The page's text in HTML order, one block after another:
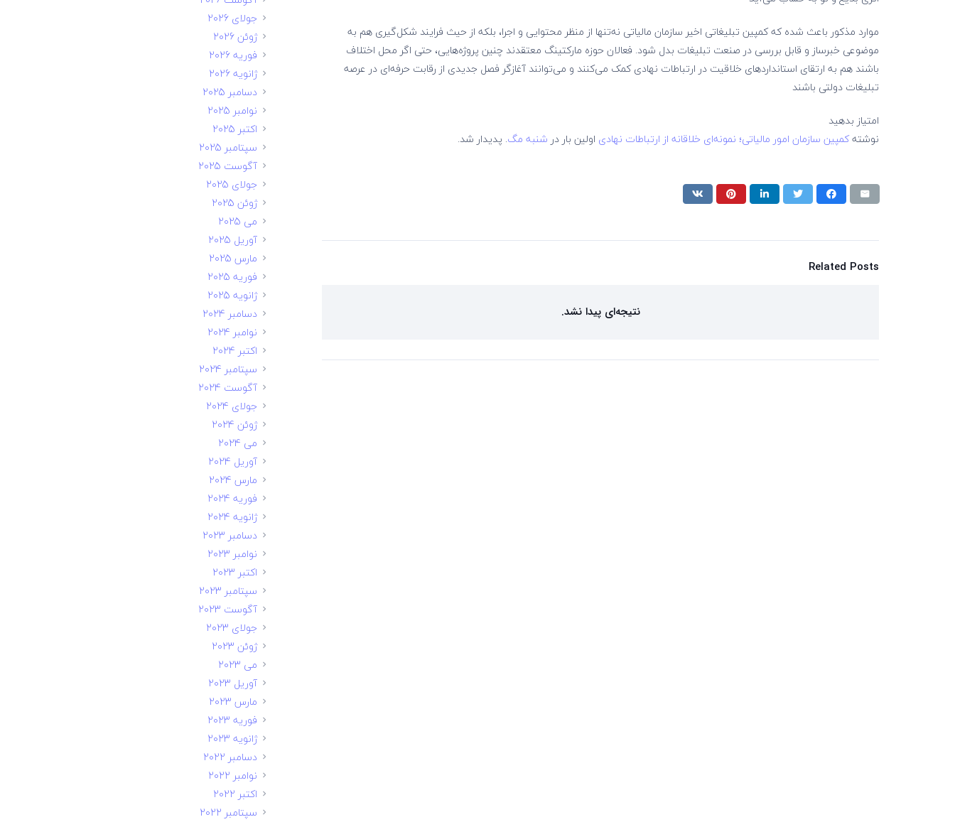
موارد مذکور باعث شده که کمپین تبلیغاتی اخیر سازمان مالیاتی نه‌تنها از منظر محتوایی و اجرا، بلکه از حیث فرایند شکل‌گیری هم به
موضوعی خبرساز و قابل بررسی در صنعت تبلیغات بدل شود. فعالان حوزه مارکتینگ معتقدند چنین پروژه‌هایی، حتی اگر محل اختلاف
باشند هم به ارتقای استانداردهای خلاقیت در ارتباطات نهادی کمک می‌کنند و می‌توانند آغازگر فصل جدیدی از رقابت حرفه‌ای در عرصه
تبلیغات دولتی باشند
امتیاز بدهید
نوشتهکمپین سازمان امور مالیاتی؛ نمونه‌ای خلاقانه از ارتباطات نهادی اولین بار در شنبه مگ. پدیدار شد.
Related Posts
نتیجه‌ای پیدا نشد.
جولای 2026
ژوئن 2026
فوریه 2026
ژانویه 2026
دسامبر 2025
نوامبر 2025
اکتبر 2025
سپتامبر 2025
آگوست 2025
جولای 2025
ژوئن 2025
می 2025
آوریل 2025
مارس 2025
فوریه 2025
ژانویه 2025
دسامبر 2024
نوامبر 2024
اکتبر 2024
سپتامبر 2024
آگوست 2024
جولای 2024
ژوئن 2024
می 2024
آوریل 2024
مارس 2024
فوریه 2024
ژانویه 2024
دسامبر 2023
نوامبر 2023
اکتبر 2023
سپتامبر 2023
آگوست 2023
جولای 2023
ژوئن 2023
می 2023
آوریل 2023
مارس 2023
فوریه 2023
ژانویه 2023
دسامبر 2022
نوامبر 2022
اکتبر 2022
سپتامبر 2022